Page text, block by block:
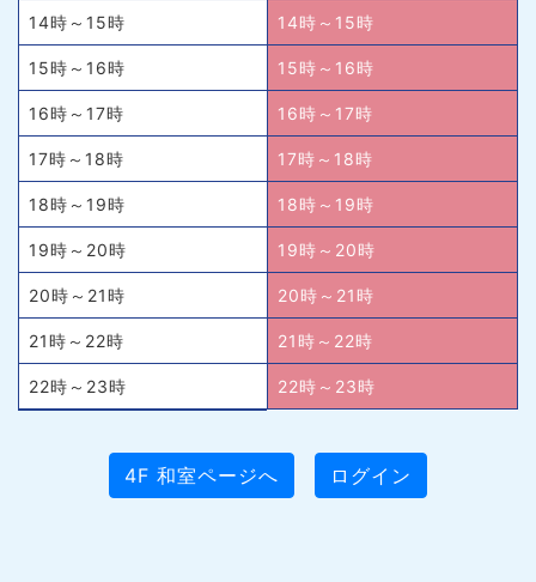
14時～15時 14時～15時
15時～16時 15時～16時
16時～17時 16時～17時
17時～18時 17時～18時
18時～19時 18時～19時
19時～20時 19時～20時
20時～21時 20時～21時
21時～22時 21時～22時
22時～23時 22時～23時
4F 和室ページへ ログイン